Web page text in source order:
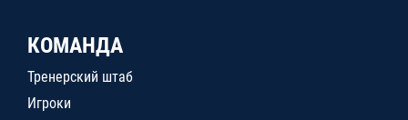
КОМАНДА
Тренерский штаб
Игроки